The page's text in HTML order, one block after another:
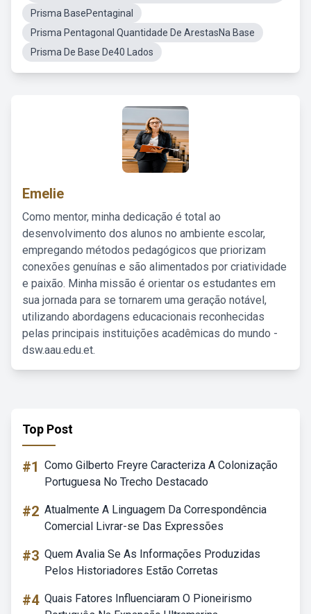
Prisma BasePentaginal
Prisma Pentagonal Quantidade De ArestasNa Base
Prisma De Base De40 Lados
Emelie
Como mentor, minha dedicação é total ao
desenvolvimento dos alunos no ambiente escolar,
empregando métodos pedagógicos que priorizam
conexões genuínas e são alimentados por criatividade
e paixão. Minha missão é orientar os estudantes em
sua jornada para se tornarem uma geração notável,
utilizando abordagens educacionais reconhecidas
pelas principais instituições acadêmicas do mundo -
dsw.aau.edu.et.
Top Post
#1 Como Gilberto Freyre Caracteriza A Colonização
Portuguesa No Trecho Destacado
#2 Atualmente A Linguagem Da Correspondência
Comercial Livrar-se Das Expressões
#3 Quem Avalia Se As Informações Produzidas
Pelos Historiadores Estão Corretas
#4 Quais Fatores Influenciaram O Pioneirismo